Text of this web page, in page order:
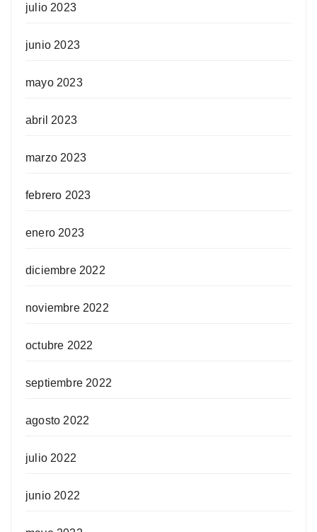
julio 2023
junio 2023
mayo 2023
abril 2023
marzo 2023
febrero 2023
enero 2023
diciembre 2022
noviembre 2022
octubre 2022
septiembre 2022
agosto 2022
julio 2022
junio 2022